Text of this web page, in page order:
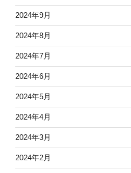
2024年9月
2024年8月
2024年7月
2024年6月
2024年5月
2024年4月
2024年3月
2024年2月